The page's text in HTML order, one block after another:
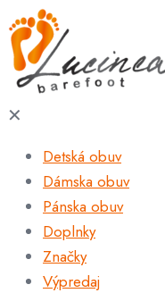
✕
Detská obuv
Dámska obuv
Pánska obuv
Doplnky
Značky
Výpredaj